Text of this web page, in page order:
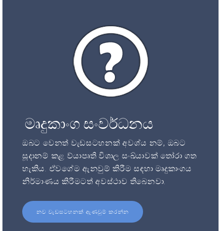
මෘදුකාංග සංවර්ධනය
ඔබට වෙනත් වැඩසටහනක් අවශ්ය නම්, ඔබට
සූදානම් කළ ව්යාපෘති විශාල සංඛ්යාවක් තෝරා ගත
හැකිය. ඒවගේම ඇනවුම් කිරීම සඳහා මෘදුකාංගය
නිර්මාණය කිරීමටත් අවස්ථාව තිබෙනවා.
නව වැඩසටහනක් ඇණවුම් කරන්න